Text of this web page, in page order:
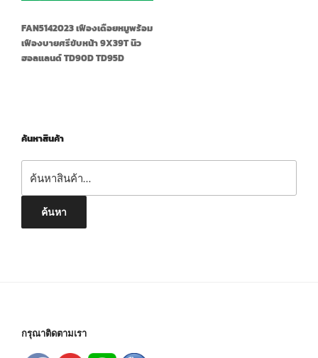
FAN5142023 เฟืองเดือยหมูพร้อม
เฟืองบายศรีขับหน้า 9X39T นิว
ฮอลแลนด์ TD90D TD95D
ค้นหาสินค้า
ค้นหา
กรุณาติดตามเรา